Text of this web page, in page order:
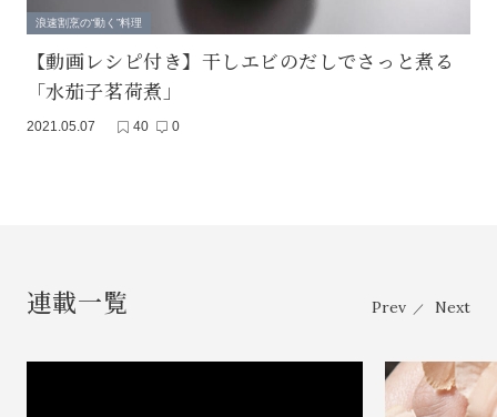
浪速割烹の“動く”料理
【動画レシピ付き】干しエビのだしでさっと煮る
「水茄子茗荷煮」
2021.05.07 40 0
連載一覧 Prev ／ Next